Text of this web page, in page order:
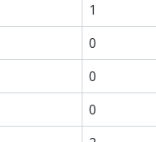
1
0
0
0